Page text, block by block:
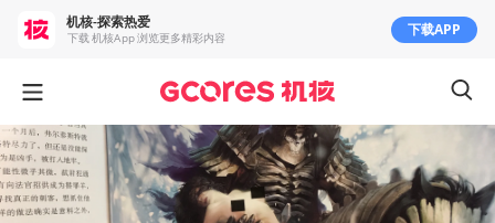
机核-探索热爱
下载 机核App 浏览更多精彩内容 下载APP